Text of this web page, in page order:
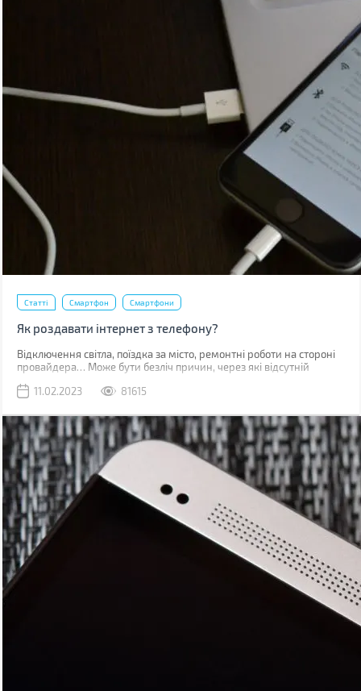
Статті Смартфон Смартфони
Як роздавати інтернет з телефону?
Відключення світла, поїздка за місто, ремонтні роботи на стороні
провайдера… Може бути безліч причин, через які відсутній
мобільна мережа, звичайно, якщо ви знаходитесь у зоні її
11.02.2023 81615